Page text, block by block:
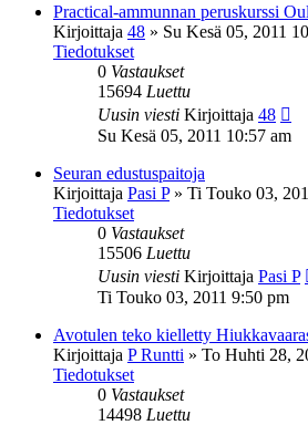
Practical-ammunnan peruskurssi
Kirjoittaja 48 » Su Kesä 05, 2011
Tiedotukset
0 Vastaukset
15694 Luettu
Uusin viesti Kirjoittaja 48
Su Kesä 05, 2011 10:57 am
Seuran edustuspaitoja
Kirjoittaja Pasi P» Ti Touko 03,
Tiedotukset
0 Vastaukset
15506 Luettu
Uusin viesti Kirjoittaja Pasi P
Ti Touko 03, 2011 9:50 pm
Avotulen teko kielletty
Kirjoittaja P Runtti » To Huhti 28,
Tiedotukset
0 Vastaukset
14498 Luettu